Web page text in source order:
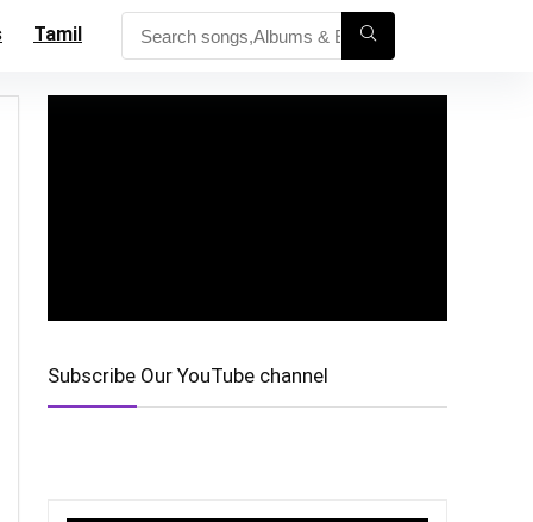
Tamil
Subscribe Our YouTube channel